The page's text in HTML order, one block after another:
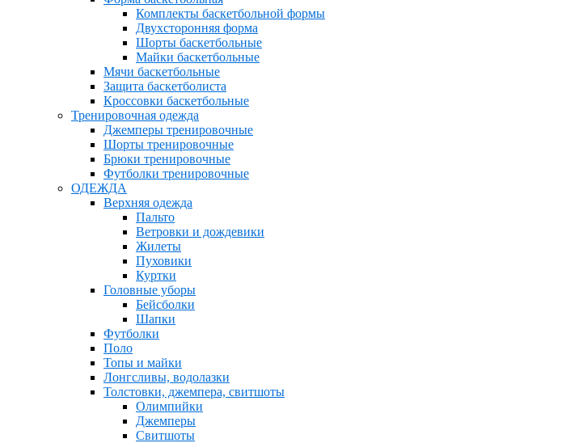
Комплекты баскетбольной формы
Двухсторонняя форма
Шорты баскетбольные
Майки баскетбольные
Мячи баскетбольные
Защита баскетболиста
Кроссовки баскетбольные
Тренировочная одежда
Джемперы тренировочные
Шорты тренировочные
Брюки тренировочные
Футболки тренировочные
ОДЕЖДА
Верхняя одежда
Пальто
Ветровки и дождевики
Жилеты
Пуховики
Куртки
Головные уборы
Бейсболки
Шапки
Футболки
Поло
Топы и майки
Лонгсливы, водолазки
Толстовки, джемпера, свитшоты
Олимпийки
Джемперы
Свитшоты